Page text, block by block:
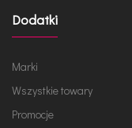
Dodatki
Marki
Wszystkie towary
Promocje